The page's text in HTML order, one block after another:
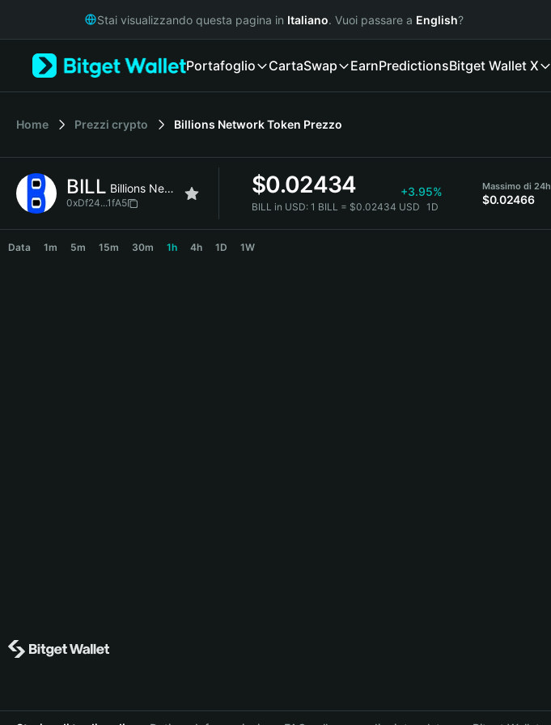
Русский
Italiano
简体中文
繁體中文
Bahasa Indonesia
Stai visualizzando questa pagina in Italiano. Vuoi passare a English?
Portafoglio CartaSwap EarnPredictionsBitget Wallet X
Home Prezzi crypto Billions Network Token Prezzo
BILL Billions Network Token
0xDf24...1fA5
$0.02434 +3.95%
BILL in USD: 1 BILL = $0.02434 USD 1D
Massimo di 24h
$0.02466
Data 1m 5m 15m 30m 1h 4h 1D 1W